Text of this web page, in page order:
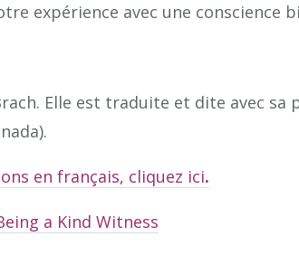
expérience avec une conscience
Elle est traduite et dite avec sa
en français, cliquez ici.
a Kind Witness